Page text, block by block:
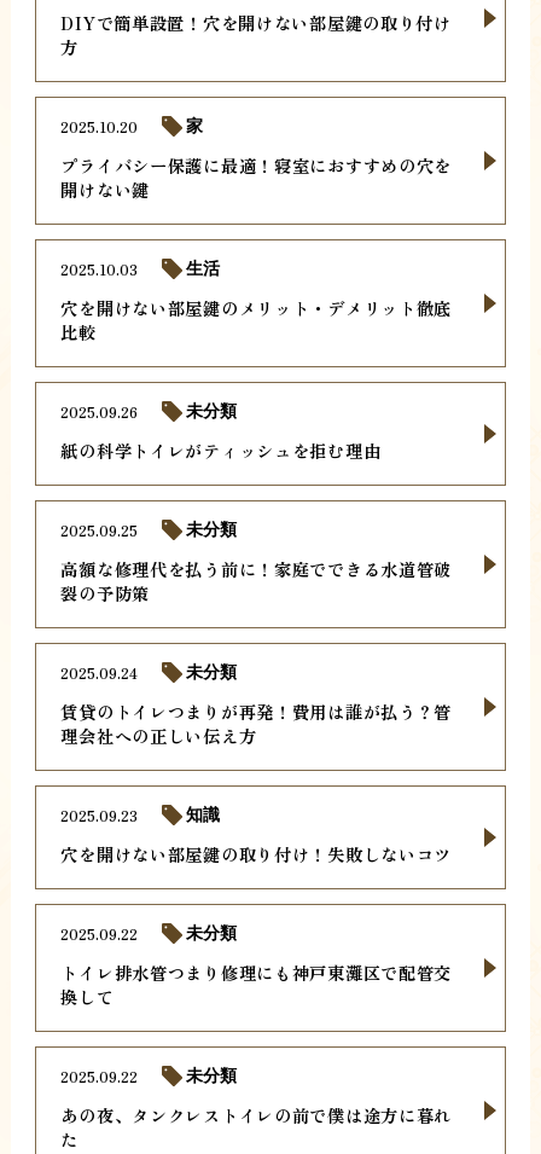
DIYで簡単設置！穴を開けない部屋鍵の取り付け
方
プライバシー保護に最適！寝室におすすめの穴を
開けない鍵
2025.10.20 家
穴を開けない部屋鍵のメリット・デメリット徹底
比較
2025.10.03 生活
紙の科学トイレがティッシュを拒む理由
2025.09.26 未分類
高額な修理代を払う前に！家庭でできる水道管破
裂の予防策
2025.09.25 未分類
賃貸のトイレつまりが再発！費用は誰が払う？管
理会社への正しい伝え方
2025.09.24 未分類
穴を開けない部屋鍵の取り付け！失敗しないコツ
2025.09.23 知識
トイレ排水管つまり修理にも神戸東灘区で配管交
換して
2025.09.22 未分類
あの夜、タンクレストイレの前で僕は途方に暮れ
た
2025.09.22 未分類